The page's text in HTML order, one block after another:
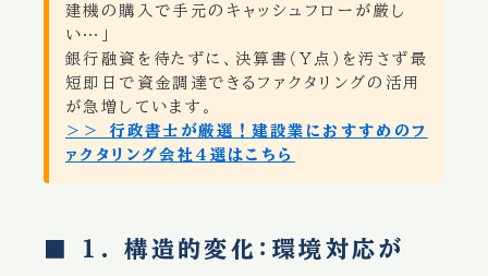
建機の購入で手元のキャッシュフローが厳し
い…」
銀行融資を待たずに、決算書（Y点）を汚さず最
短即日で資金調達できるファクタリングの活用
が急増しています。
＞＞ 行政書士が厳選！建設業におすすめのフ
ァクタリング会社4選はこちら
■ 1. 構造的変化：環境対応が